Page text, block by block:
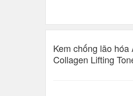
Kem chống lão hóa
Collagen Lifting